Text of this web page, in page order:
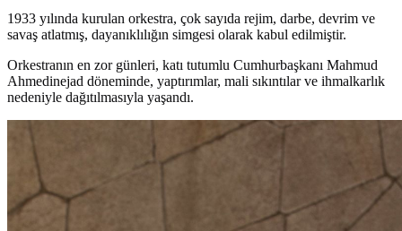
1933 yılında kurulan orkestra, çok sayıda rejim, darbe, devrim ve
savaş atlatmış, dayanıklılığın simgesi olarak kabul edilmiştir.
Orkestranın en zor günleri, katı tutumlu Cumhurbaşkanı Mahmud
Ahmedinejad döneminde, yaptırımlar, mali sıkıntılar ve ihmalkarlık
nedeniyle dağıtılmasıyla yaşandı.